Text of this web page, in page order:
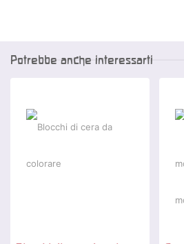
Potrebbe anche interessarti